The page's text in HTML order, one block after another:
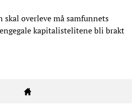
skal overleve må samfunnets
kapitalistelitene bli brakt